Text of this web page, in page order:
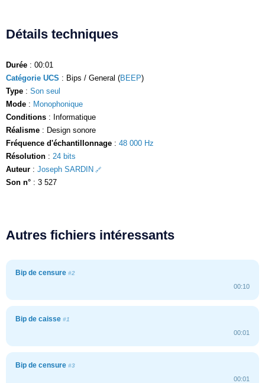
Détails techniques
Durée : 00:01
Catégorie UCS : Bips / General (BEEP)
Type : Son seul
Mode : Monophonique
Conditions : Informatique
Réalisme : Design sonore
Fréquence d'échantillonnage : 48 000 Hz
Résolution : 24 bits
Auteur : Joseph SARDIN
Son n° : 3 527
Autres fichiers intéressants
Bip de censure #2
00:10
Bip de caisse #1
00:01
Bip de censure #3
00:01